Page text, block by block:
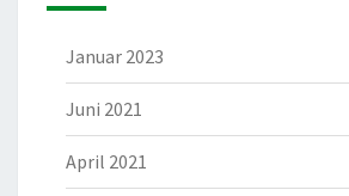
Januar 2023
Juni 2021
April 2021